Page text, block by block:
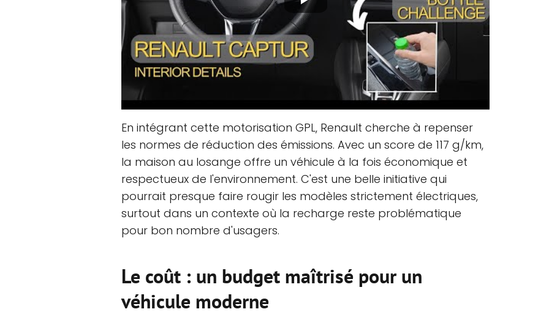
En intégrant cette motorisation GPL, Renault cherche à repenser
les normes de réduction des émissions. Avec un score de 117 g/km,
la maison au losange offre un véhicule à la fois économique et
respectueux de l'environnement. C'est une belle initiative qui
pourrait presque faire rougir les modèles strictement électriques,
surtout dans un contexte où la recharge reste problématique
pour bon nombre d'usagers.
Le coût : un budget maîtrisé pour un
véhicule moderne